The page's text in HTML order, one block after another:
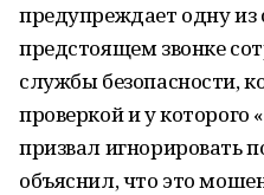
предупреждает одну из
предстоящем звонке
службы безопасности,
проверкой и у которого
призвал игнорировать
объяснил, что это